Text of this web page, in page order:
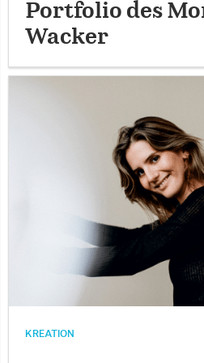
Portfolio des
Wacker
KREATION